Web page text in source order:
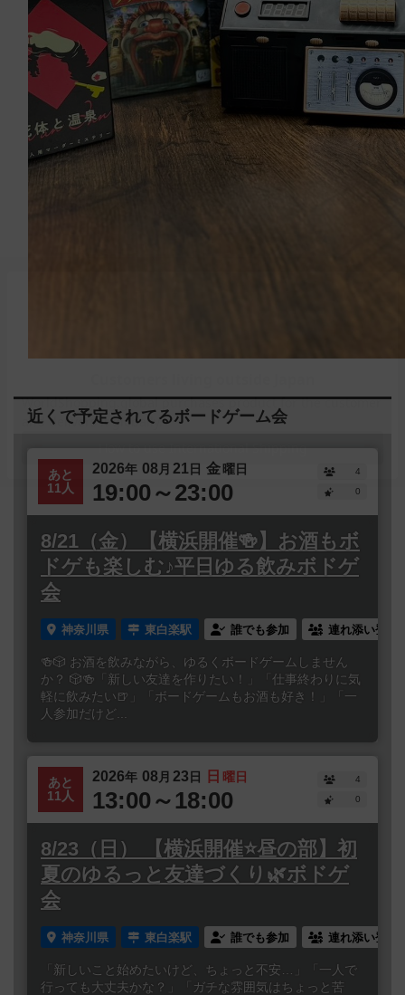
近くで予定されてるボードゲーム会
あと
11人
2026年 08 月 21日 金曜日
19:00～23:00
4
0
8/21（金）【横浜開催🍻】お酒もボ
ドゲも楽しむ♪平日ゆる飲みボドゲ
会
神奈川県 東白楽駅 誰でも参加 連れ添い登録
🍻🎲 お酒を飲みながら、ゆるくボードゲームしません
か？ 🎲🍻「新しい友達を作りたい！」「仕事終わりに気
軽に飲みたい🍺」「ボードゲームもお酒も好き！」「一
人参加だけど...
あと
11人
2026年 08 月 23日 日 曜日
13:00～18:00
4
0
8/23（日） 【横浜開催⭐️昼の部】初
夏のゆるっと友達づくり🌿ボドゲ
会
神奈川県 東白楽駅 誰でも参加 連れ添い登録
「新しいこと始めたいけど、ちょっと不安…」「一人で
行っても大丈夫かな？」「ガチな雰囲気はちょっと苦